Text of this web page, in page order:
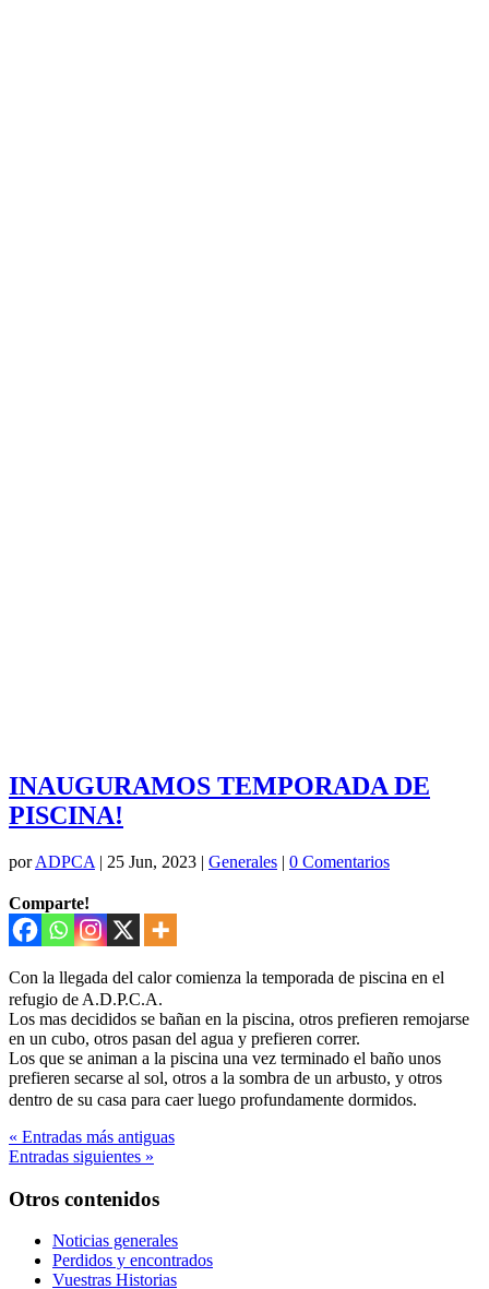
INAUGURAMOS TEMPORADA DE
PISCINA!
porADPCA | 25 Jun, 2023 | Generales | 0 Comentarios
Comparte!
Con la llegada del calor comienza la temporada de piscina en el
refugio de A.D.P.C.A.
Los mas decididos se bañan en la piscina, otros prefieren remojarse
en un cubo, otros pasan del agua y prefieren correr.
Los que se animan a la piscina una vez terminado el baño unos
prefieren secarse al sol, otros a la sombra de un arbusto, y otros
dentro de su casa para caer luego profundamente dormidos.
« Entradas más antiguas
Entradas siguientes »
Otros contenidos
Noticias generales
Perdidos y encontrados
Vuestras Historias